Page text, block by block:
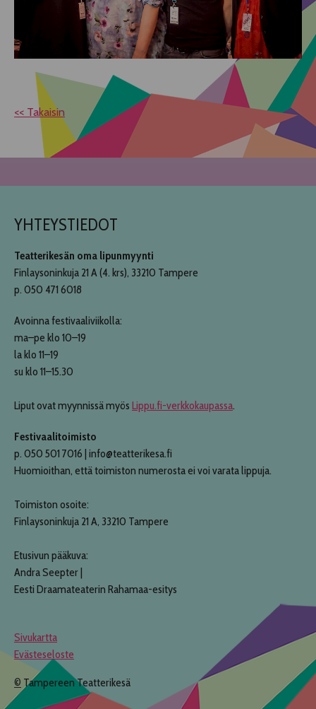
<< Takaisin
YHTEYSTIEDOT
Teatterikesän oma lipunmyynti
Finlaysoninkuja 21 A (4. krs), 33210 Tampere
p. 050 471 6018
Avoinna festivaaliviikolla:
ma–pe klo 10–19
la klo 11–19
su klo 11–15.30
Liput ovat myynnissä myös Lippu.fi-verkkokaupassa.
Festivaalitoimisto
p. 050 501 7016 | info@teatterikesa.fi
Huomioithan, että toimiston numerosta ei voi varata lippuja.
Toimiston osoite:
Finlaysoninkuja 21 A, 33210 Tampere
Etusivun pääkuva:
Andra Seepter |
Eesti Draamateaterin Rahamaa-esitys
Sivukartta
Evästeseloste
© Tampereen Teatterikesä